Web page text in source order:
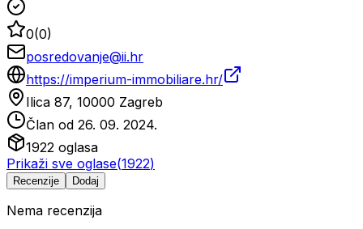
0(0)
posredovanje@ii.hr
https://imperium-immobiliare.hr/
Ilica 87, 10000 Zagreb
Član od 26. 09. 2024.
1922 oglasa
Prikaži sve oglase(1922)
Recenzije Dodaj
Nema recenzija